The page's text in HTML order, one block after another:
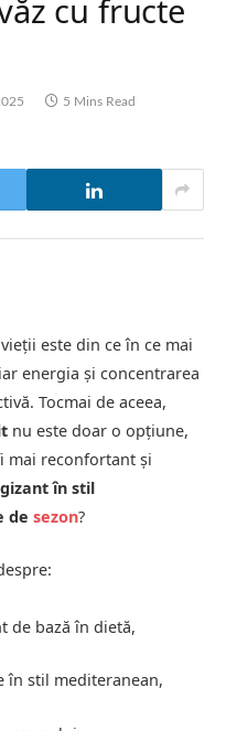
cu fructe
5 Mins Read
este din ce în ce mai
energia și concentrarea
Tocmai de aceea,
nu este doar o opțiune,
mai reconfortant și
în stil
de sezon?
de bază în dietă,
în stil mediteranean,